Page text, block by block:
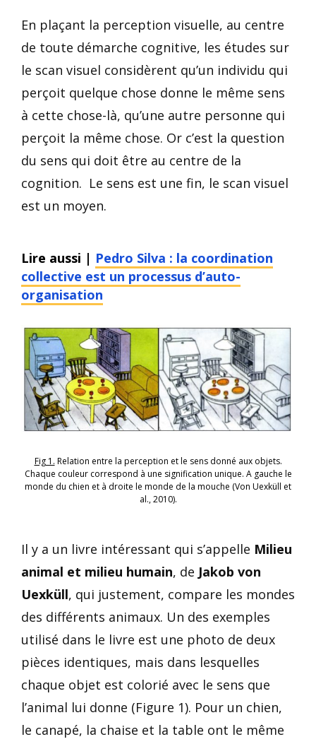
En plaçant la perception visuelle, au centre
de toute démarche cognitive, les études sur
le scan visuel considèrent qu’un individu qui
perçoit quelque chose donne le même sens
à cette chose-là, qu’une autre personne qui
perçoit la même chose. Or c’est la question
du sens qui doit être au centre de la
cognition. Le sens est une fin, le scan visuel
est un moyen.
Lire aussi | Pedro Silva : la coordination
collective est un processus d’auto-
organisation
Fig 1. Relation entre la perception et le sens donné aux objets.
Chaque couleur correspond à une signification unique. A gauche le
monde du chien et à droite le monde de la mouche (Von Uexküll et
al., 2010).
Il y a un livre intéressant qui s’appelle Milieu
animal et milieu humain, de Jakob von
Uexküll, qui justement, compare les mondes
des différents animaux. Un des exemples
utilisé dans le livre est une photo de deux
pièces identiques, mais dans lesquelles
chaque objet est colorié avec le sens que
l’animal lui donne (Figure 1). Pour un chien,
le canapé, la chaise et la table ont le même